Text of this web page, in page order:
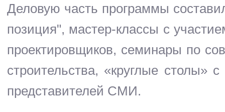
Деловую часть программы
позиция", мастер-классы с
проектировщиков, семинары по
строительства, «круглые столы»
представителей СМИ.